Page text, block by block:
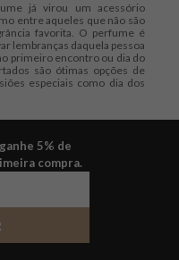
já virou um acessório
entre aqueles que não são
favorita. O perfume é
lembranças daquela pessoa
primeiro encontro ou dia do
são ótimas opções de
especiais como dia dos
5% de
compra.